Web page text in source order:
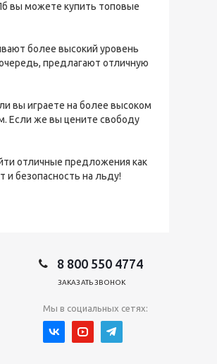
вы можете купить топовые
более высокий уровень
предлагают отличную
вы играете на более высоком
Если же вы цените свободу
отличные предложения как
и безопасность на льду!
8 800 550 4774
ЗАКАЗАТЬ ЗВОНОК
Мы в социальных сетях: